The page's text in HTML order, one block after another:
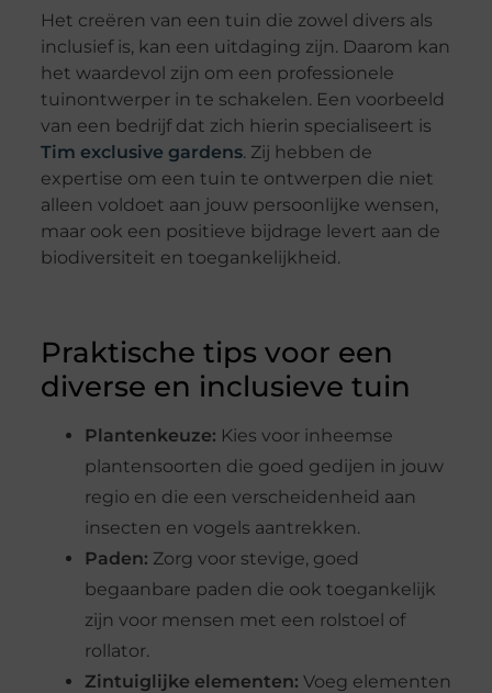
Het creëren van een tuin die zowel divers als
inclusief is, kan een uitdaging zijn. Daarom kan
het waardevol zijn om een professionele
tuinontwerper in te schakelen. Een voorbeeld
van een bedrijf dat zich hierin specialiseert is
Tim exclusive gardens. Zij hebben de
expertise om een tuin te ontwerpen die niet
alleen voldoet aan jouw persoonlijke wensen,
maar ook een positieve bijdrage levert aan de
biodiversiteit en toegankelijkheid.
Praktische tips voor een
diverse en inclusieve tuin
Plantenkeuze: Kies voor inheemse
plantensoorten die goed gedijen in jouw
regio en die een verscheidenheid aan
insecten en vogels aantrekken.
Paden: Zorg voor stevige, goed
begaanbare paden die ook toegankelijk
zijn voor mensen met een rolstoel of
rollator.
Zintuiglijke elementen: Voeg elementen